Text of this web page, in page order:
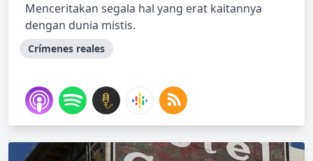
Menceritakan segala hal yang erat kaitannya
dengan dunia mistis.
Crímenes reales